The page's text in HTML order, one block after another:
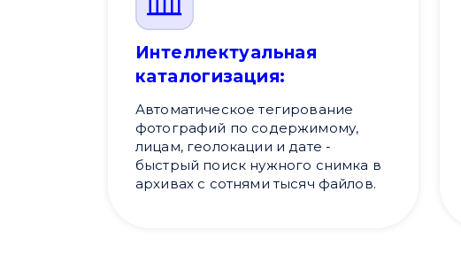
Интеллектуальная
каталогизация:
Автоматическое тегирование
фотографий по содержимому,
лицам, геолокации и дате -
быстрый поиск нужного снимка в
архивах с сотнями тысяч файлов.